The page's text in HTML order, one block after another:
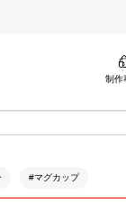
制作
#マグカップ